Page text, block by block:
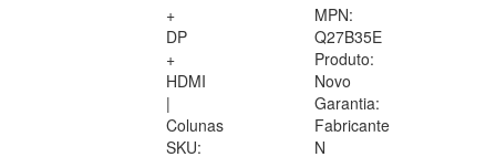
+
DP
+
HDMI
|
Colunas
SKU:
MPN:
Q27B35E
Produto:
Novo
Garantia:
Fabricante
N